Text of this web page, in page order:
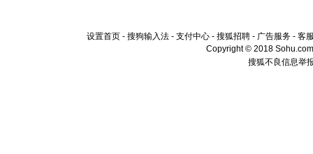
设置首页 - 搜狗输入法 - 支付中心 - 搜狐招聘 - 广告服务 - 客
Copyright © 2018
搜狐不良信息举